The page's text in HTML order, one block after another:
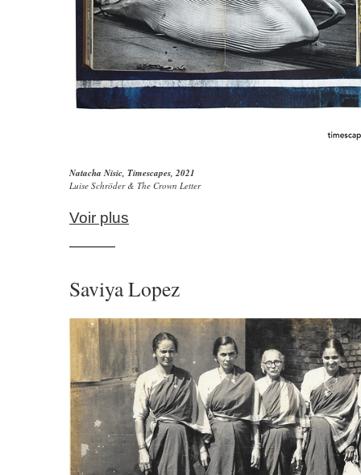
Natacha Nisic, Timescapes, 2021
Luise Schröder & The Crown Letter
Voir plus
———
Saviya Lopez